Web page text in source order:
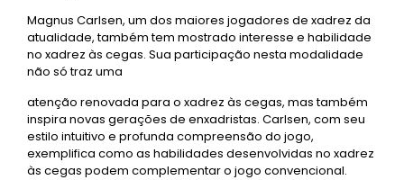
Magnus Carlsen, um dos maiores jogadores de xadrez da
atualidade, também tem mostrado interesse e habilidade
no xadrez às cegas. Sua participação nesta modalidade
não só traz uma
atenção renovada para o xadrez às cegas, mas também
inspira novas gerações de enxadristas. Carlsen, com seu
estilo intuitivo e profunda compreensão do jogo,
exemplifica como as habilidades desenvolvidas no xadrez
às cegas podem complementar o jogo convencional.